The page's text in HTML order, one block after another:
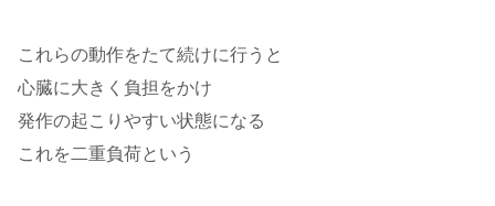
これらの動作をたて続けに行うと
心臓に大きく負担をかけ
発作の起こりやすい状態になる
これを二重負荷という